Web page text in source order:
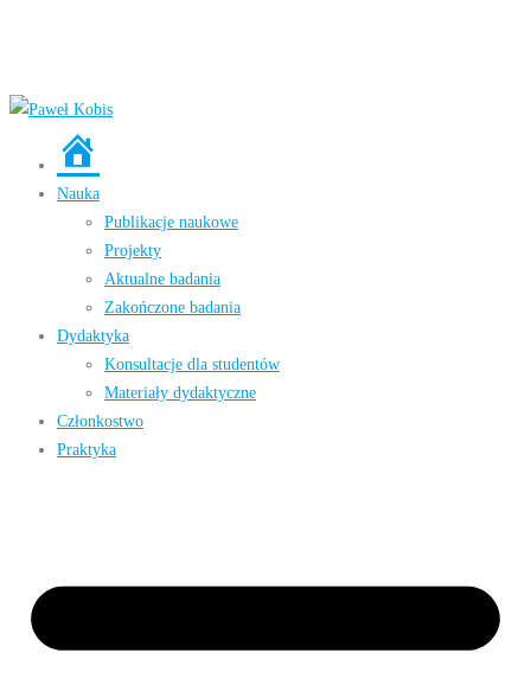
główna
Nauka
Publikacje naukowe
Projekty
Aktualne badania
Zakończone badania
Dydaktyka
Konsultacje dla studentów
Materiały dydaktyczne
Członkostwo
Praktyka